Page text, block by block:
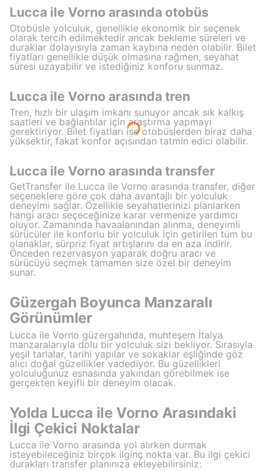
Lucca ile Vorno arasında otobüs
Otobüsle yolculuk, genellikle ekonomik bir seçenek
olarak tercih edilmektedir ancak bekleme süreleri ve
duraklar dolayısıyla zaman kaybına neden olabilir. Bilet
fiyatları genellikle düşük olmasına rağmen, seyahat
süresi uzayabilir ve istediğiniz konforu sunmaz.
Lucca ile Vorno arasında tren
Tren, hızlı bir ulaşım imkanı sunuyor ancak sık kalkış
saatleri ve bağlantılar için araştırma yapmayı
gerektiriyor. Bilet fiyatları ise otobüslerden biraz daha
yüksektir, fakat konfor açısından tatmin edici olabilir.
Lucca ile Vorno arasında transfer
GetTransfer ile Lucca ile Vorno arasında transfer, diğer
seçeneklere göre çok daha avantajlı bir yolculuk
deneyimi sağlar. Özellikle seyahatlerinizi planlarken
hangi aracı seçeceğinize karar vermenize yardımcı
oluyor. Zamanında havaalanından alınma, deneyimli
sürücüler ile konforlu bir yolculuk için getirilen tüm bu
olanaklar, sürpriz fiyat artışlarını da en aza indirir.
Önceden rezervasyon yaparak doğru aracı ve
sürücüyü seçmek tamamen size özel bir deneyim
sunar.
Güzergah Boyunca Manzaralı
Görünümler
Lucca ile Vorno güzergahında, muhteşem İtalya
manzaralarıyla dolu bir yolculuk sizi bekliyor. Sırasıyla
yeşil tarlalar, tarihi yapılar ve sokaklar eşliğinde göz
alıcı doğal güzellikler vadediyor. Bu güzellikleri
yolculuğunuz esnasında yakından görebilmek ise
gerçekten keyifli bir deneyim olacak.
Yolda Lucca ile Vorno Arasındaki
İlgi Çekici Noktalar
Lucca ile Vorno arasında yol alırken durmak
isteyebileceğiniz birçok ilginç nokta var. Bu ilgi çekici
durakları transfer planınıza ekleyebilirsiniz: